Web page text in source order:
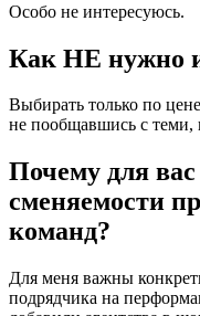
Особо не интересуюсь.
Как НЕ нужно
Выбирать только по
не пообщавшись с теми,
Почему для
сменяемости
команд?
Для меня важны
подрядчика на